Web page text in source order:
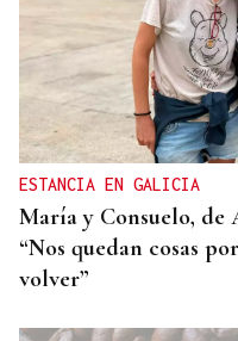
ESTANCIA EN GALICIA
María y Consuelo, de
“Nos quedan cosas
volver”